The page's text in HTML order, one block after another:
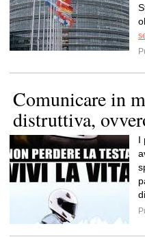
Comunicare in
distruttiva,
I